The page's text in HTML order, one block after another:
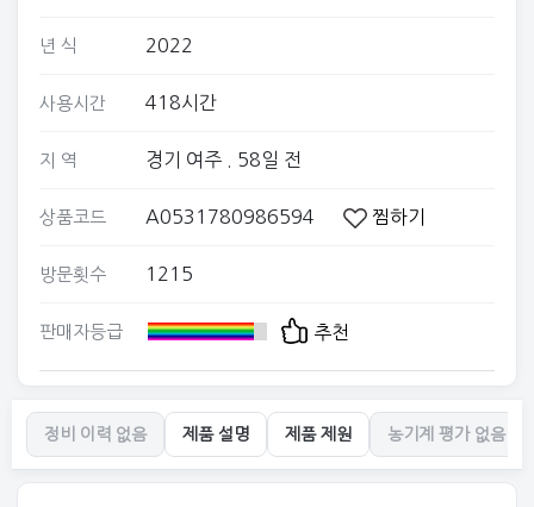
년 식 2022
사용시간 418시간
지 역 경기 여주 . 58일 전
상품코드 A0531780986594 찜하기
방문횟수 1215
판매자등급 추천
정비 이력 없음 제품 설명 제품 제원 농기계 평가 없음